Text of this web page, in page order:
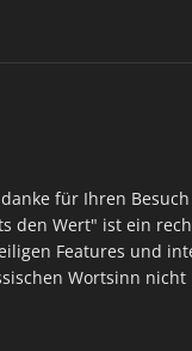
für Ihren
den Wert" ist ein
Features und
Wortsinn